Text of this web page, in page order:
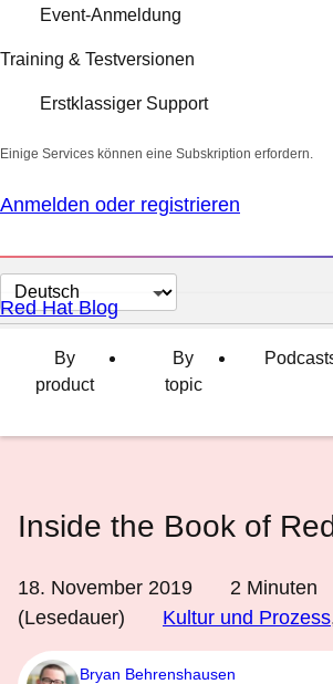
Event-Anmeldung
Training & Testversionen
Erstklassiger Support
Einige Services können eine Subskription erfordern.
Anmelden oder registrieren
Sprache
auswählen
Red Hat Blog
By
product
By
topic
Inside the Book of
18. November 2019 2 Minuten
(Lesedauer)
Kultur und Prozess
Bryan Behrenshausen